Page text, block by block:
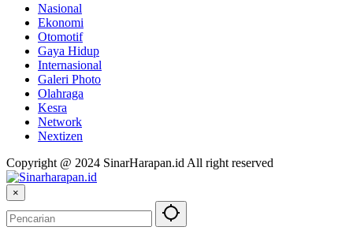
Nasional
Ekonomi
Otomotif
Gaya Hidup
Internasional
Galeri Photo
Olahraga
Kesra
Network
Nextizen
Copyright @ 2024 SinarHarapan.id All right reserved
×